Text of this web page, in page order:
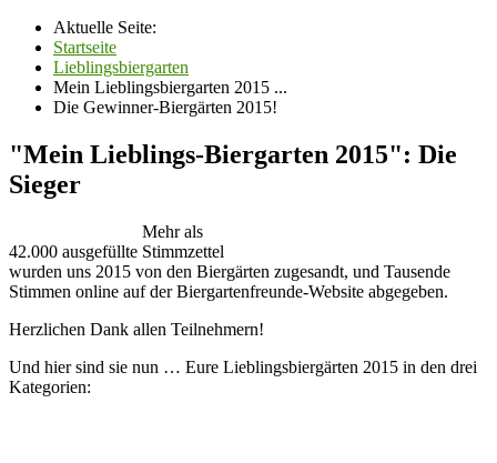
Aktuelle Seite:
Startseite
Lieblingsbiergarten
Mein Lieblingsbiergarten 2015 ...
Die Gewinner-Biergärten 2015!
"Mein Lieblings-Biergarten 2015": Die
Sieger
Mehr als
42.000 ausgefüllte Stimmzettel
wurden uns 2015 von den Biergärten zugesandt, und Tausende
Stimmen online auf der Biergartenfreunde-Website abgegeben.
Herzlichen Dank allen Teilnehmern!
Und hier sind sie nun … Eure Lieblingsbiergärten 2015 in den drei
Kategorien: